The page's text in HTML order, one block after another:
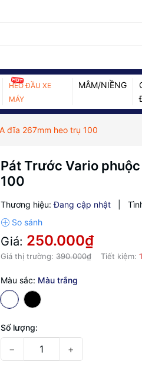
HEO ĐẦU XE
MÁY
MÂM/NIỀNG
đĩa 267mm heo trụ 100
Pát Trước Vario
100
Thương hiệu: Đang cập nhật
Giá: 250.000₫
Giá thị trường: 390.000₫ Tiết kiệm:
Màu sắc: Màu trắng
Số lượng:
− +